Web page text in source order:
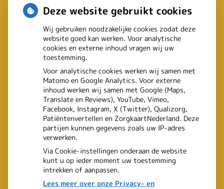
weekend meer mensen met
heup- en polsbreuken
binnenkomen
Een recept voor een wandeling:
waarom Erasmus MC patiënten
het park in stuurt
Deze website gebruikt cookies
Wij gebruiken noodzakelijke cookies zodat deze
website goed kan werken. Voor analytische
cookies en externe inhoud vragen wij uw
toestemming.
Voor analytische cookies werken wij samen met
Matomo en Google Analytics. Voor externe
inhoud werken wij samen met Google (Maps,
Translate en Reviews), YouTube, Vimeo,
Facebook, Instagram, X (Twitter), Qualizorg,
Patiëntenvertellen en ZorgkaartNederland. Deze
partijen kunnen gegevens zoals uw IP-adres
verwerken.
Via Cookie-instellingen onderaan de website
kunt u op ieder moment uw toestemming
intrekken of aanpassen.
Lees meer over onze Privacy- en